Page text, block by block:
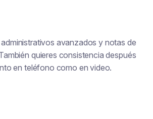
avanzados y notas de
quieres consistencia después
en teléfono como en video.